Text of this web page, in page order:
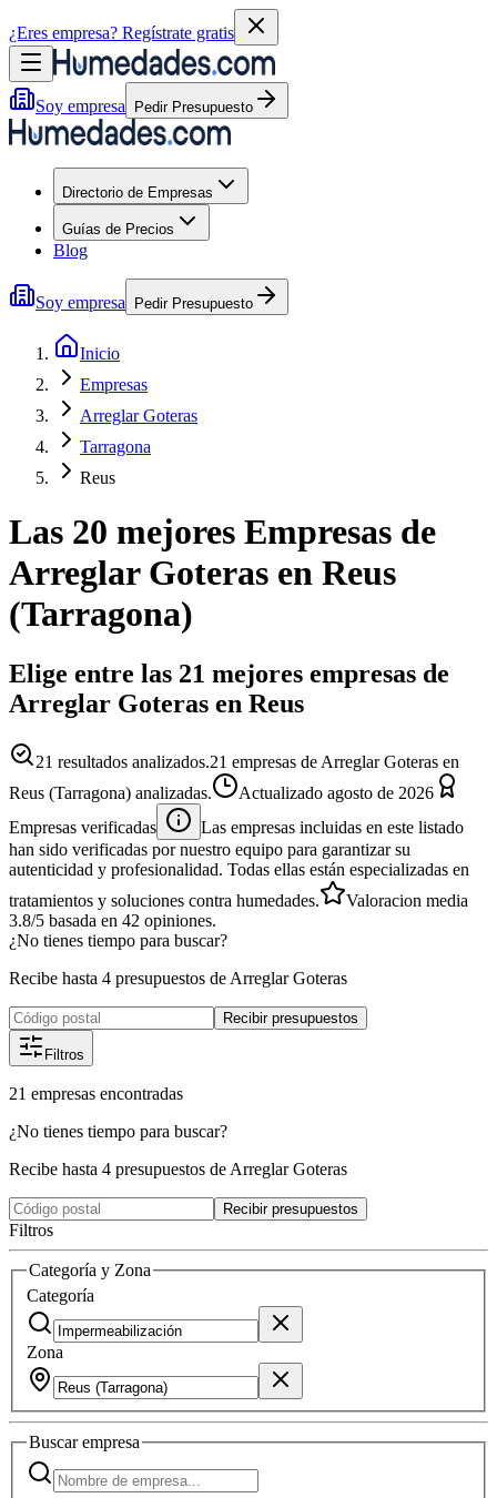
¿Eres empresa? Regístrate gratis
Soy empresa Pedir Presupuesto
Directorio de Empresas
Guías de Precios
Blog
Soy empresa Pedir Presupuesto
Inicio
Empresas
Arreglar Goteras
Tarragona
Reus
Las 20 mejores Empresas de
Arreglar Goteras en Reus
(Tarragona)
Elige entre las 21 mejores empresas de
Arreglar Goteras en Reus
21 resultados analizados.21 empresas de Arreglar Goteras en
Reus (Tarragona) analizadas.
Actualizado agosto de 2026
Empresas verificadas
Las empresas incluidas en este listado
han sido verificadas por nuestro equipo para garantizar su
autenticidad y profesionalidad. Todas ellas están especializadas en
tratamientos y soluciones contra humedades.
Valoracion media
3.8/5 basada en 42 opiniones.
¿No tienes tiempo para buscar?
Recibe hasta 4 presupuestos de Arreglar Goteras
Recibir presupuestos
Filtros
21 empresas encontradas
¿No tienes tiempo para buscar?
Recibe hasta 4 presupuestos de Arreglar Goteras
Recibir presupuestos
Filtros
Categoría y Zona
Categoría
Zona
Buscarempresa